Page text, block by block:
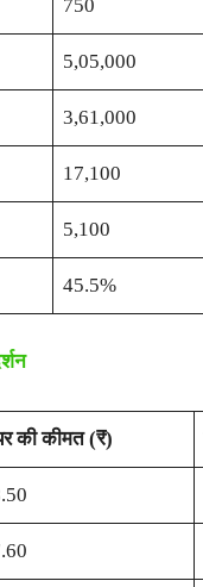
750
5,05,000
3,61,000
17,100
5,100
45.5%
की कीमत (₹)